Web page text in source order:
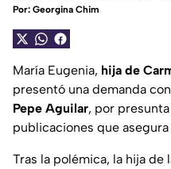
Por: Georgina Chim
María Eugenia, hija de
presentó una demanda
Pepe Aguilar, por
publicaciones que
Tras la polémica, la hija